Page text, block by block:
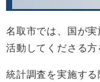
名取市では、国が
活動してくださる方
統計調査を実施す